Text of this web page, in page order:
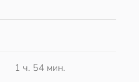
1 ч. 54 мин.